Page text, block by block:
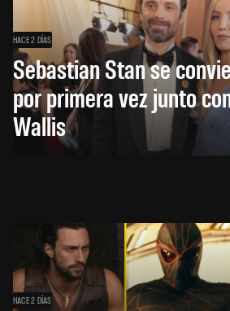
HACE 2 DÍAS
Sebastian Stan se
por primera vez junto
Wallis
HACE 2 DÍAS